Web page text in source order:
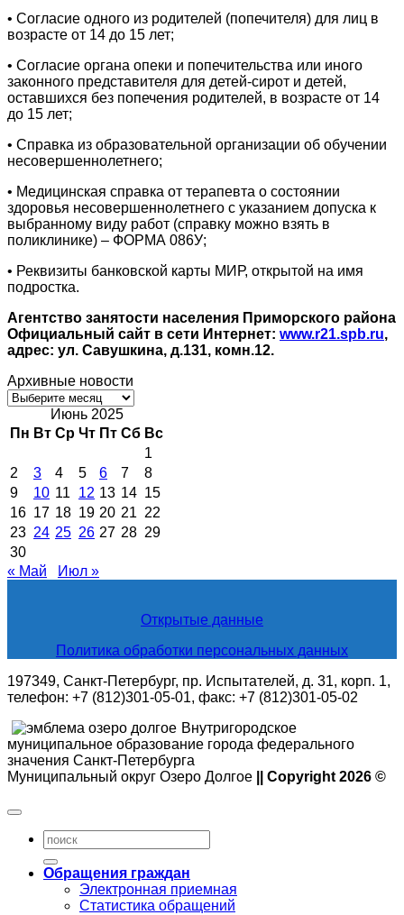
• Согласие одного из родителей (попечителя) для лиц в
возрасте от 14 до 15 лет;
• Согласие органа опеки и попечительства или иного
законного представителя для детей-сирот и детей,
оставшихся без попечения родителей, в возрасте от 14
до 15 лет;
• Справка из образовательной организации об обучении
несовершеннолетнего;
• Медицинская справка от терапевта о состоянии
здоровья несовершеннолетнего с указанием допуска к
выбранному виду работ (справку можно взять в
поликлинике) – ФОРМА 086У;
• Реквизиты банковской карты МИР, открытой на имя
подростка.
Агентство занятости населения Приморского района
Официальный сайт в сети Интернет: www.r21.spb.ru,
адрес: ул. Савушкина, д.131, комн.12.
Архивные новости
Архивные
новостиИюнь 2025
Пн Вт Ср Чт Пт Сб Вс
1
2
3 4 5 6 7
8
9
10 11 12 13 14 15
16 17 18 19 20 21 22
23 24 25 26 27 28 29
30
« Май
Июл »
Открытые данные
Политика обработки персональных данных
197349, Санкт-Петербург, пр. Испытателей, д. 31, корп. 1,
телефон: +7 (812)301-05-01, факс: +7 (812)301-05-02
Внутригородское
муниципальное образование города федерального
значения Санкт-Петербурга
Муниципальный округ Озеро Долгое
|| Copyright 2026 ©
Обращения граждан
Электронная приемная
Статистика обращений